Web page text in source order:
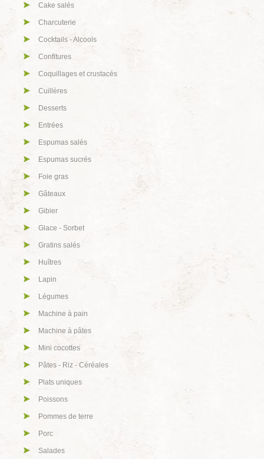
Cake salés
Charcuterie
Cocktails - Alcools
Confitures
Coquillages et crustacés
Cuillères
Desserts
Entrées
Espumas salés
Espumas sucrés
Foie gras
Gâteaux
Gibier
Glace - Sorbet
Gratins salés
Huîtres
Lapin
Légumes
Machine à pain
Machine à pâtes
Mini cocottes
Pâtes - Riz - Céréales
Plats uniques
Poissons
Pommes de terre
Porc
Salades